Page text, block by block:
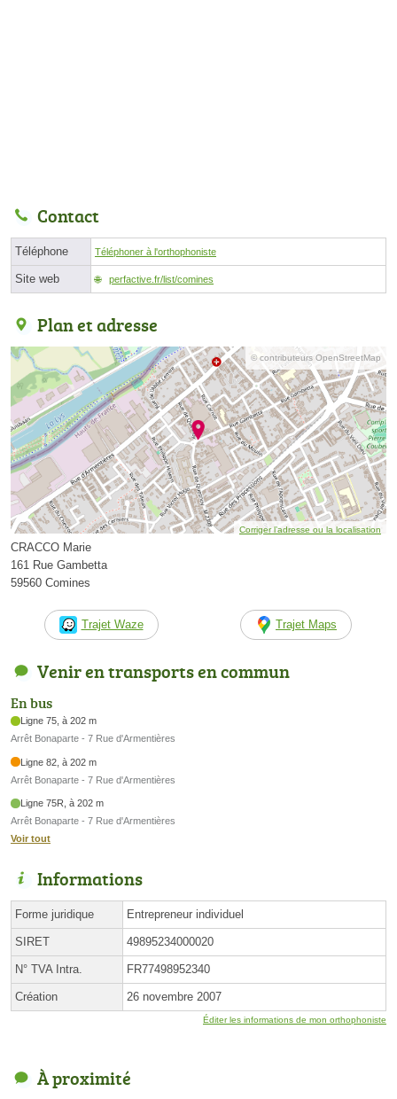
Contact
Téléphone Téléphoner à l'orthophoniste
Site web perfactive.fr/list/comines
Plan et adresse
© contributeurs OpenStreetMap
Corriger l’adresse ou la localisation
CRACCO Marie
161 Rue Gambetta
59560 Comines
Trajet Waze Trajet Maps
Venir en transports en commun
En bus
Ligne 75, à 202 m
Arrêt Bonaparte - 7 Rue d'Armentières
Ligne 82, à 202 m
Arrêt Bonaparte - 7 Rue d'Armentières
Ligne 75R, à 202 m
Arrêt Bonaparte - 7 Rue d'Armentières
Voir tout
Informations
Forme juridique Entrepreneur individuel
SIRET 49895234000020
N° TVA Intra. FR77498952340
Création 26 novembre 2007
Éditer les informations de mon orthophoniste
À proximité